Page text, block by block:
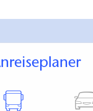
Anreiseplaner